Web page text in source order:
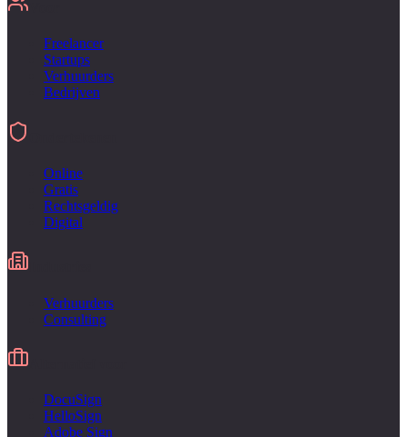
Freelancer
Startups
Verhuurders
Bedrijven
Online
Gratis
Rechtsgeldig
Digital
Verhuurders
Consulting
DocuSign
HelloSign
Adobe Sign